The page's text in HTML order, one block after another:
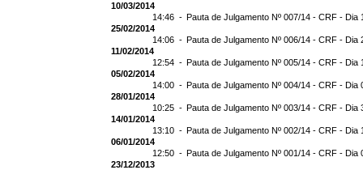
10/03/2014
14:46 - Pauta de Julgamento Nº 007/14 - CRF - Dia
25/02/2014
14:06 - Pauta de Julgamento Nº 006/14 - CRF - Dia
11/02/2014
12:54 - Pauta de Julgamento Nº 005/14 - CRF - Dia
05/02/2014
14:00 - Pauta de Julgamento Nº 004/14 - CRF - Dia
28/01/2014
10:25 - Pauta de Julgamento Nº 003/14 - CRF - Dia
14/01/2014
13:10 - Pauta de Julgamento Nº 002/14 - CRF - Dia
06/01/2014
12:50 - Pauta de Julgamento Nº 001/14 - CRF - Dia
23/12/2013